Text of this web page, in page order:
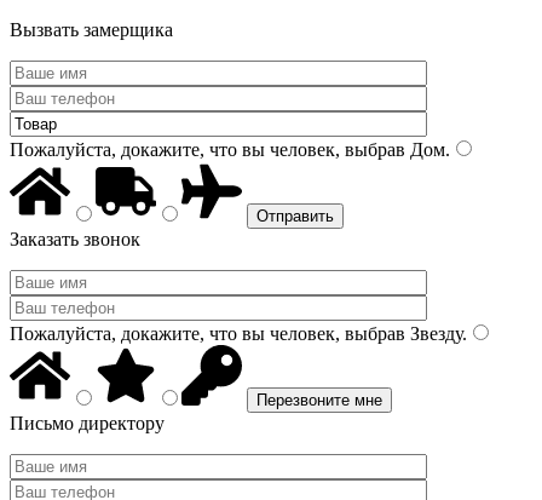
Вызвать замерщика
Пожалуйста, докажите, что вы человек, выбрав Дом.
Заказать звонок
Пожалуйста, докажите, что вы человек, выбрав Звезду.
Письмо директору